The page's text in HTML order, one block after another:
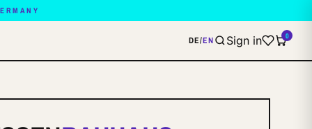
DE/EN Sign in 0